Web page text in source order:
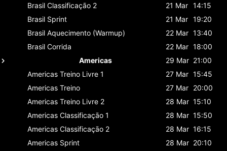
Brasil Classificaçāo 2 21 Mar 14:15
Brasil Sprint 21 Mar 19:20
Brasil Aquecimento (Warmup) 22 Mar 13:40
Brasil Corrida 22 Mar 18:00
Americas
29 Mar 21:00
Americas Treino Livre 1 27 Mar 15:45
Americas Treino 27 Mar 20:00
Americas Treino Livre 2 28 Mar 15:10
Americas Classificaçāo 1 28 Mar 15:50
Americas Classificaçāo 2 28 Mar 16:15
Americas Sprint 28 Mar 20:10